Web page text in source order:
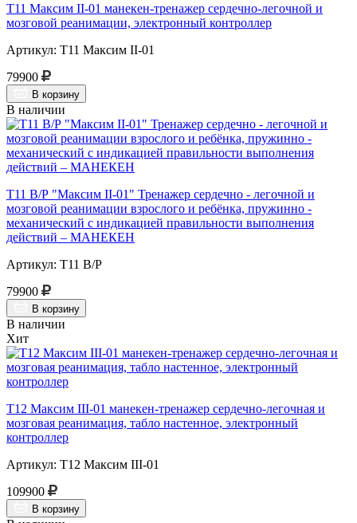
Т11 Максим II-01 манекен-тренажер сердечно-легочной и
мозговой реанимации, электронный контроллер
Артикул: Т11 Максим II-01
79900
В корзину
В наличии
Т11 В/Р "Максим II-01" Тренажер сердечно - легочной и
мозговой реанимации взрослого и ребёнка, пружинно -
механический с индикацией правильности выполнения
действий – МАНЕКЕН
Артикул: Т11 В/Р
79900
В корзину
В наличии
Хит
Т12 Максим III-01 манекен-тренажер сердечно-легочная и
мозговая реанимация, табло настенное, электронный
контроллер
Артикул: Т12 Максим III-01
109900
В корзину